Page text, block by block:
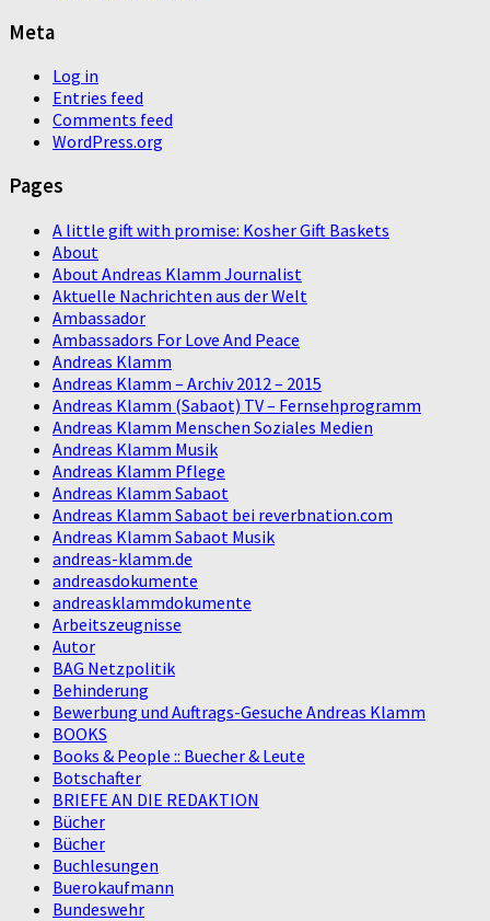
Meta
Log in
Entries feed
Comments feed
WordPress.org
Pages
A little gift with promise: Kosher Gift Baskets
About
About Andreas Klamm Journalist
Aktuelle Nachrichten aus der Welt
Ambassador
Ambassadors For Love And Peace
Andreas Klamm
Andreas Klamm – Archiv 2012 – 2015
Andreas Klamm (Sabaot) TV – Fernsehprogramm
Andreas Klamm Menschen Soziales Medien
Andreas Klamm Musik
Andreas Klamm Pflege
Andreas Klamm Sabaot
Andreas Klamm Sabaot bei reverbnation.com
Andreas Klamm Sabaot Musik
andreas-klamm.de
andreasdokumente
andreasklammdokumente
Arbeitszeugnisse
Autor
BAG Netzpolitik
Behinderung
Bewerbung und Auftrags-Gesuche Andreas Klamm
BOOKS
Books & People :: Buecher & Leute
Botschafter
BRIEFE AN DIE REDAKTION
Bücher
Bücher
Buchlesungen
Buerokaufmann
Bundeswehr